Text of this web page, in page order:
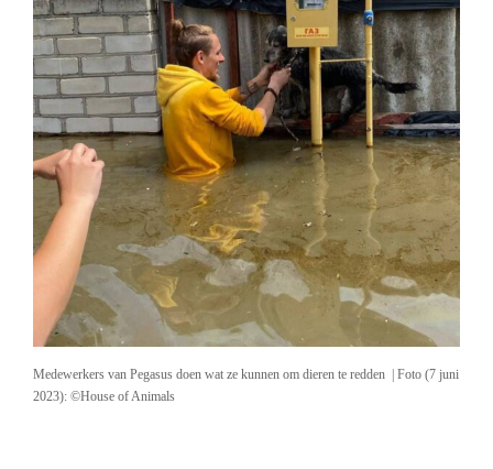
Medewerkers van Pegasus doen wat ze kunnen om dieren te redden | Foto (7 juni
2023): ©House of Animals